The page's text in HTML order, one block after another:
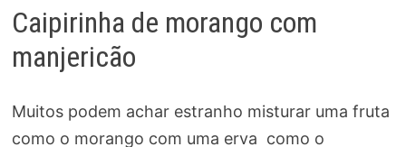
Caipirinha de morango com
manjericão
Muitos podem achar estranho misturar uma fruta
como o morango com uma erva como o